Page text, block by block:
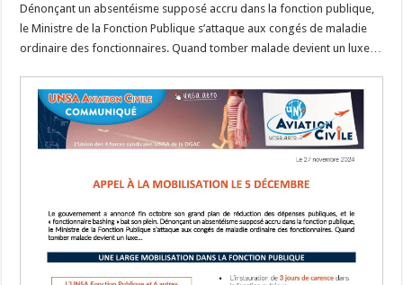
Dénonçant un absentéisme supposé accru dans la fonction publique,
le Ministre de la Fonction Publique s’attaque aux congés de maladie
ordinaire des fonctionnaires. Quand tomber malade devient un luxe…